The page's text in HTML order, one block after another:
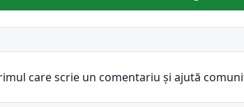
care scrie un comentariu și ajută